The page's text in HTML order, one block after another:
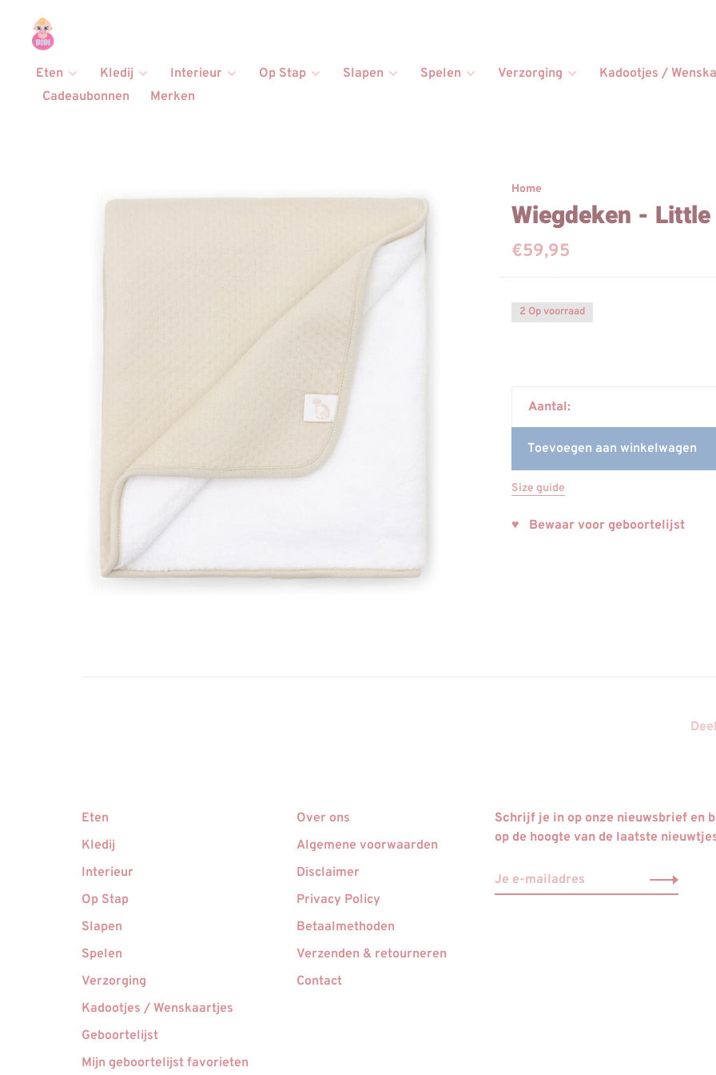
Eten Kledij Interieur Op Stap Slapen Spelen Verzorging
Kadootjes /
Cadeaubonnen
Merken
Home
Wiegdeken -
€59,95
2 Op voorraad
Aantal:
Toevoegen aan winkelwagen
Size guide
♥ Bewaar voor geboortelijst
Eten
Kledij
Interieur
Op Stap
Slapen
Spelen
Verzorging
Kadootjes / Wenskaartjes
Geboortelijst
Mijn geboortelijst favorieten
Over ons
Algemene voorwaarden
Disclaimer
Privacy Policy
Betaalmethoden
Verzenden & retourneren
Contact
Schrijf je in op onze nieuwsbrief en
op de hoogte van de laatste